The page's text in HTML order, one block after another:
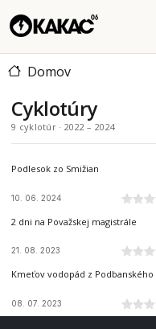
Domov
Cyklotúry
9 cyklotúr · 2022 – 2024
SLOVENSKÝ RAJ
Podlesok zo Smižian
10. 06. 2024
POVAŽIE
2 dni na Považskej magistrále
21. 08. 2023
VYSOKÉ TATRY
Kmeťov vodopád z Podbanského
08. 07. 2023
VYSOKÉ TATRY